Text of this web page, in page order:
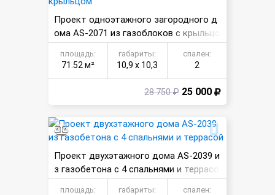
Проект одноэтажного загородного д
ома AS-2071 из газоблоков с крыльцо
м
площадь:
71.52 м²
габариты:
10,9 х 10,3
спален:
2
28 750 ₽ 25 000
Проект двухэтажного дома AS-2039 и
з газобетона с 4 спальнями и террасо
й
площадь: габариты: спален: